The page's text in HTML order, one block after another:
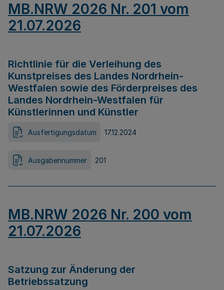
MB.NRW 2026 Nr. 201 vom
21.07.2026
Richtlinie für die Verleihung des
Kunstpreises des Landes Nordrhein-
Westfalen sowie des Förderpreises des
Landes Nordrhein-Westfalen für
Künstlerinnen und Künstler
Ausfertigungsdatum 17.12.2024
Ausgabennummer 201
MB.NRW 2026 Nr. 200 vom
21.07.2026
Satzung zur Änderung der
Betriebssatzung